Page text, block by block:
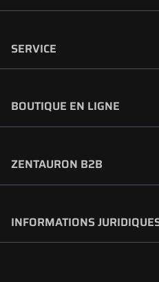
SERVICE
BOUTIQUE EN LIGNE
ZENTAURON B2B
INFORMATIONS